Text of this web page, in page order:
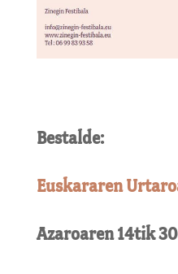
Bestalde:
Euskararen
Azaroaren 14tik